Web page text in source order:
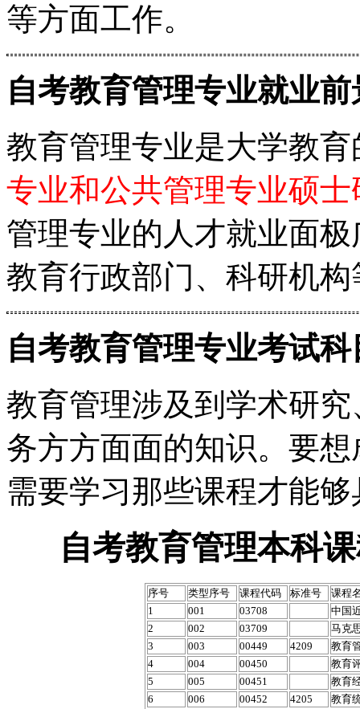
等方面工作。
自考教育管理专业就业前
教育管理专业是大学教
专业和公共管理专业硕
管理专业的人才就业面
教育行政部门、科研机
自考教育管理专业考试科
教育管理涉及到学术研
务方方面面的知识。要
需要学习那些课程才能
自考教育管理本科
序号 类型序号 课程代码 标准号
课程
1
001 03708
中国
2
002 03709
马克
3
003 00449 4209
教育
4
004 00450
教育
5
005 00451
教育
6
006 00452 4205
教育